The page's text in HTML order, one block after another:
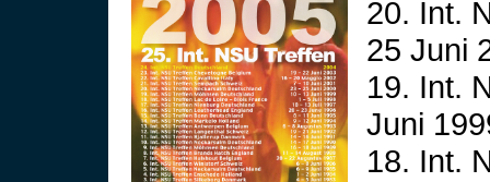
20. Int.
25 Juni
19. Int.
Juni
18. Int.